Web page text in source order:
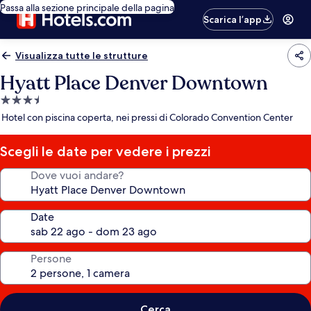
Passa alla sezione principale della pagina
Scarica l’app
Visualizza tutte le strutture
Hyatt Place Denver Downtown
Struttura
a
stelle
Hotel con piscina coperta, nei pressi di Colorado Convention Center
Scegli le date per vedere i prezzi
Dove vuoi andare?
Date
Persone